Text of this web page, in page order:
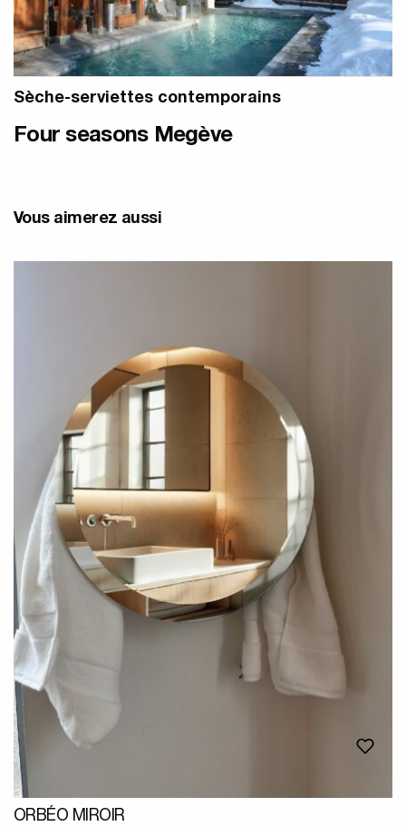
Sèche-serviettes contemporains
Four seasons Megève
Vous aimerez aussi
ORBÉO MIROIR